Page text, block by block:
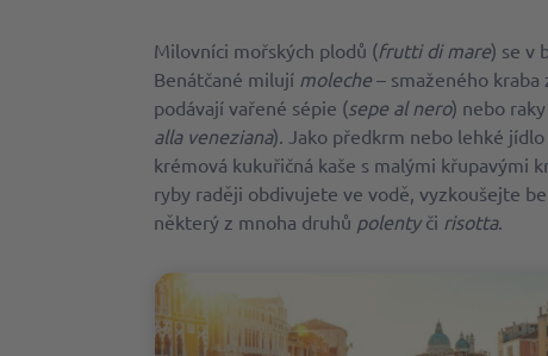
Milovníci mořských plodů (frutti di mare) se v
Benátčané milují moleche – smaženého kraba
podávají vařené sépie (sepe al nero) nebo
alla veneziana). Jako předkrm nebo lehké
krémová kukuřičná kaše s malými křupavými
ryby raději obdivujete ve vodě, vyzkoušejte
některý z mnoha druhů polentyči risotta.